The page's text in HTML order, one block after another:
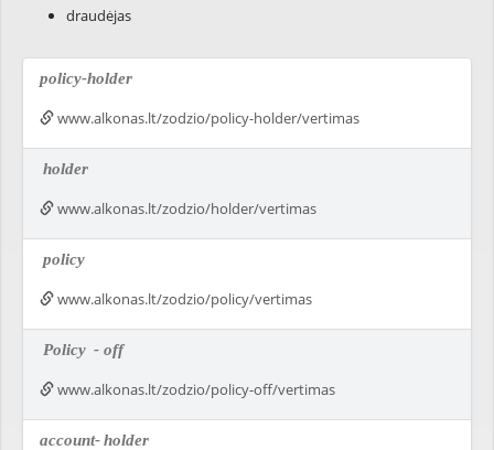
draudėjas
policy-holder
www.alkonas.lt/zodzio/policy-holder/vertimas
holder
www.alkonas.lt/zodzio/holder/vertimas
policy
www.alkonas.lt/zodzio/policy/vertimas
Policy - off
www.alkonas.lt/zodzio/policy-off/vertimas
account-holder